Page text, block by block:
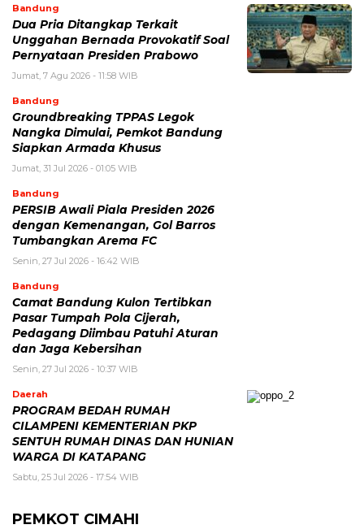
Bandung
Dua Pria Ditangkap Terkait
Unggahan Bernada Provokatif Soal
Pernyataan Presiden Prabowo
Jumat, 7 Agu 2026 - 11:58 WIB
Bandung
Groundbreaking TPPAS Legok
Nangka Dimulai, Pemkot Bandung
Siapkan Armada Khusus
Jumat, 31 Jul 2026 - 01:05 WIB
Bandung
PERSIB Awali Piala Presiden 2026
dengan Kemenangan, Gol Barros
Tumbangkan Arema FC
Senin, 27 Jul 2026 - 16:42 WIB
Bandung
Camat Bandung Kulon Tertibkan
Pasar Tumpah Pola Cijerah,
Pedagang Diimbau Patuhi Aturan
dan Jaga Kebersihan
Senin, 27 Jul 2026 - 10:37 WIB
Daerah
PROGRAM BEDAH RUMAH
CILAMPENI KEMENTERIAN PKP
SENTUH RUMAH DINAS DAN HUNIAN
WARGA DI KATAPANG
Sabtu, 25 Jul 2026 - 17:54 WIB
PEMKOT CIMAHI